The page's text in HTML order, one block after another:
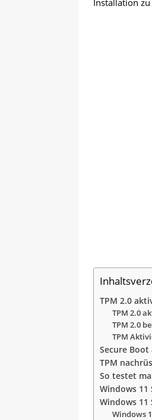
Installation
TPM 2.0
TPM 2.0
TPM 2.0
TPM
Secure
TPM
So testet
Windows
Windows
Windows